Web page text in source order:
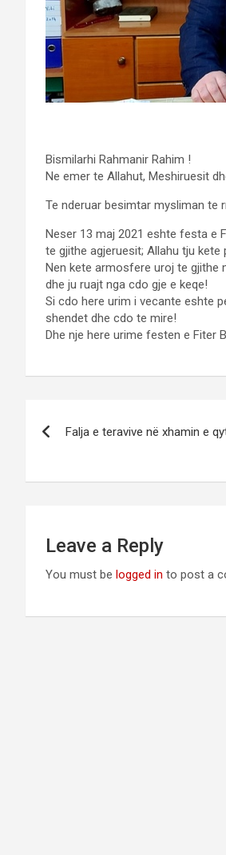
Bismilarhi Rahmanir Rahim !
Ne emer te Allahut, Meshiruesit
Te nderuar besimtar mysliman te
Neser 13 maj 2021 eshte festa e
te gjithe agjeruesit; Allahu tju
Nen kete armosfere uroj te gjithe
dhe ju ruajt nga cdo gje e keqe!
Si cdo here urim i vecante eshte
shendet dhe cdo te mire!
Dhe nje here urime festen e Fiter
navigation
Falja e teravive në xhamin e
Leave a Reply
You must be logged in to post a